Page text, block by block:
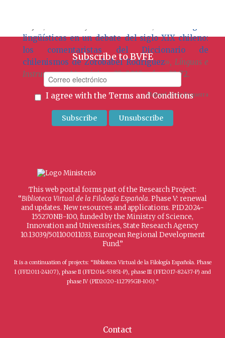
lingüísticas en un debate del siglo XIX chileno:
los comentaristas del Diccionario de
chilenismos de Zorobabel Rodríguez», Línguas e
Instrumentos Linguísticos, 35, 2015, págs. 53-72.
Manuel Alvar Ezquerra
Subscribe to BVFE
I agree with the Terms and Conditions
This web portal forms part of the Research Project:
“Biblioteca Virtual de la Filología Española. Phase V: renewal
and updates. New resources and applications. PID2024-
155270NB-I00, funded by the Ministry of Science,
Innovation and Universities, State Research Agency
10.13039/501100011033, European Regional Development
Fund.”
It is a continuation of projects: “Biblioteca Virtual de la Filología Española. Phase
I (FFI2011-24107), phase II (FFI2014-53851-P), phase III (FFI2017-82437-P) and
phase IV (PID2020-112795GB-I00).”
Contact